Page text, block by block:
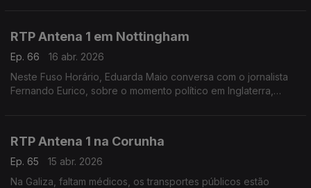
RTP Antena 1 em Nottingham
Ep. 66
16 abr. 2026
Neste Fuso Horário, Eduarda Maio conversa com o jornalista
Fernando Eurico, sobre o momento político em Inglaterra,
RTP Antena 1 na Corunha
Ep. 65
15 abr. 2026
Na Galiza, faltam médicos, os transportes públicos estão